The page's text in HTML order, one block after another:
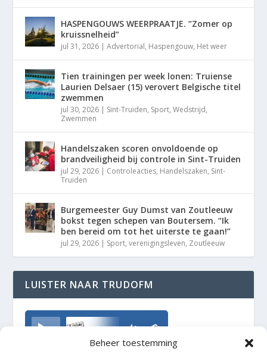
Beheer toestemming
HASPENGOUWS WEERPRAATJE. “Zomer op
kruissnelheid”
jul 31, 2026 |Advertorial, Haspengouw, Het weer
Tien trainingen per week lonen: Truiense
Laurien Delsaer (15) verovert Belgische titel
zwemmen
jul 30, 2026 Sint-Truiden, Sport,Wedstrijd,
Zwemmen
Handelszaken scoren onvoldoende op
brandveiligheid bij controle in Sint-Truiden
jul 29, 2026 Controleacties, Handelszaken, Sint-
Truiden
Burgemeester Guy Dumst van Zoutleeuw
bokst tegen schepen van Boutersem. “Ik
ben bereid om tot het uiterste te gaan!”
jul 29, 2026 Sport,verenigingsleven, Zoutleeuw
LUISTER NAAR TRUDOFM
TrudoFM